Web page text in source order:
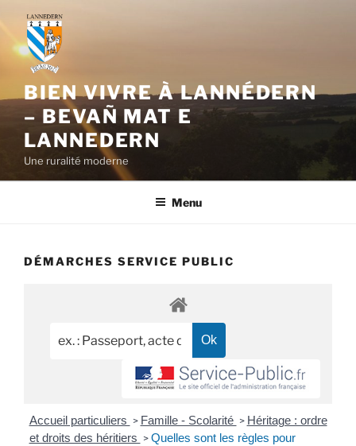
contenu
principal
BIEN VIVRE À LANNÉDERN
– BEVAÑ MAT E
LANNEDERN
Une ruralité moderne
Menu
DÉMARCHES SERVICE PUBLIC
Accueil particuliers > Famille - Scolarité > Héritage : ordre
et droits des héritiers > Quelles sont les règles pour